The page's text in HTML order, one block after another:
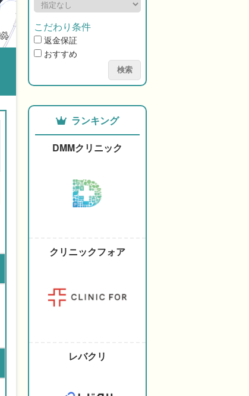
こだわり条件
返金保証
おすすめ
検索
ランキング
DMMクリニック
クリニックフォア
レバクリ